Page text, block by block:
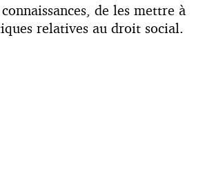
de les mettre à
relatives au droit social.